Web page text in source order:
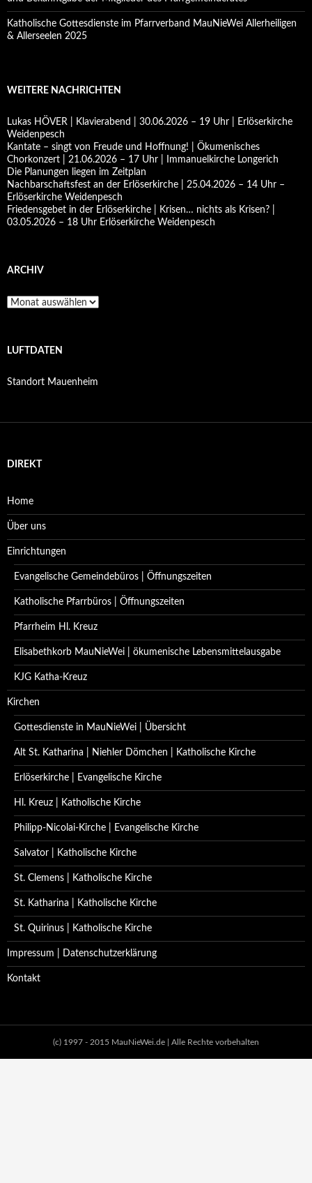
Katholische Gottesdienste im Pfarrverband MauNieWei Allerheiligen
& Allerseelen 2025
WEITERE NACHRICHTEN
Lukas HÖVER | Klavierabend | 30.06.2026 – 19 Uhr | Erlöserkirche
Weidenpesch
Kantate – singt von Freude und Hoffnung! | Ökumenisches
Chorkonzert | 21.06.2026 – 17 Uhr | Immanuelkirche Longerich
Die Planungen liegen im Zeitplan
Nachbarschaftsfest an der Erlöserkirche | 25.04.2026 – 14 Uhr –
Erlöserkirche Weidenpesch
Friedensgebet in der Erlöserkirche | Krisen… nichts als Krisen? |
03.05.2026 – 18 Uhr Erlöserkirche Weidenpesch
ARCHIV
Archiv
LUFTDATEN
Standort Mauenheim
DIREKT
Home
Über uns
Einrichtungen
Evangelische Gemeindebüros | Öffnungszeiten
Katholische Pfarrbüros | Öffnungszeiten
Pfarrheim Hl. Kreuz
Elisabethkorb MauNieWei | ökumenische Lebensmittelausgabe
KJG Katha-Kreuz
Kirchen
Gottesdienste in MauNieWei | Übersicht
Alt St. Katharina | Niehler Dömchen | Katholische Kirche
Erlöserkirche | Evangelische Kirche
Hl. Kreuz | Katholische Kirche
Philipp-Nicolai-Kirche | Evangelische Kirche
Salvator | Katholische Kirche
St. Clemens | Katholische Kirche
St. Katharina | Katholische Kirche
St. Quirinus | Katholische Kirche
Impressum | Datenschutzerklärung
Kontakt
(c) 1997 - 2015 MauNieWei.de | Alle Rechte vorbehalten